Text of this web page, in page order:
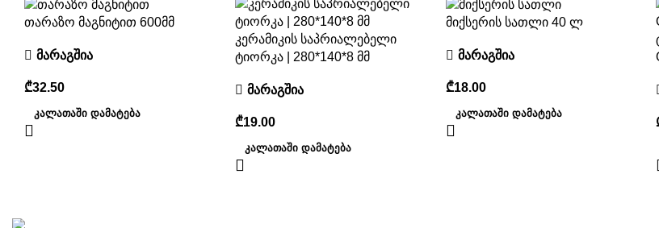
თარაზო მაგნიტით 600მმ
მარაგშია
₾
ᲙᲐᲚᲐᲗᲐᲨᲘ ᲓᲐᲛᲐᲢᲔᲑᲐ
კერამიკის საპრიალებელი
ტიორკა | 280*140*8 მმ
მარაგშია
₾
ᲙᲐᲚᲐᲗᲐᲨᲘ ᲓᲐᲛᲐᲢᲔᲑᲐ
მიქსერის სათლი 40 ლ
მარაგშია
₾
ᲙᲐᲚᲐᲗᲐᲨᲘ ᲓᲐᲛᲐᲢᲔᲑᲐ